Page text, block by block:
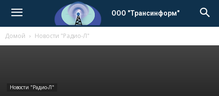
ООО "Трансинформ"
Домой Новости "Радио-Л"
Новости "Радио-Л"